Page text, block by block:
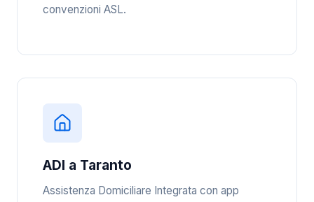
convenzioni ASL.
ADI a Taranto
Assistenza Domiciliare Integrata con app